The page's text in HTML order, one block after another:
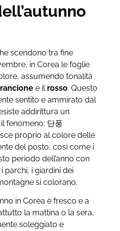
scendono tra fine
in Corea le foglie
assumendo tonalità
e il rosso. Questo
sentito e ammirato dal
addirittura un
fenomeno: 단풍
proprio al colore delle
del posto, così come i
periodo dell’anno con
parchi, i giardini dei
si colorano.
in Corea è fresco e a
la mattina o la sera,
soleggiato e